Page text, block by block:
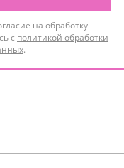
на обработку
с политикой обработки
.